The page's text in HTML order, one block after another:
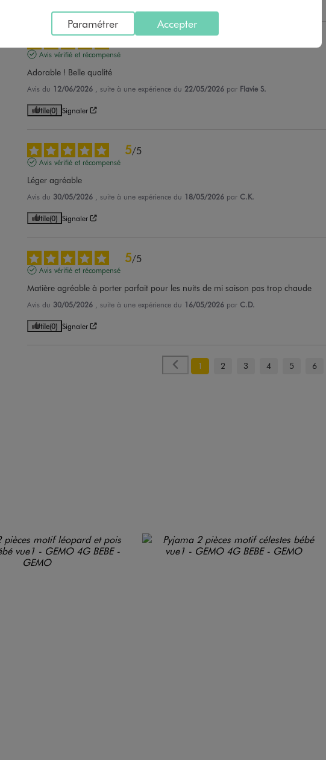
Avis vérifié et récompensé
Adorable ! Belle qualité
Avis du 12/06/2026 , suite à une expérience du 22/05/2026 par Flavie S.
Utile(0) Signaler
5/5
Avis vérifié et récompensé
Léger agréable
Avis du 30/05/2026 , suite à une expérience du 18/05/2026 par C.K.
Utile(0) Signaler
5/5
Avis vérifié et récompensé
Matière agréable à porter parfait pour les nuits de mi saison pas trop chaude
Avis du 30/05/2026 , suite à une expérience du 16/05/2026 par C.D.
Utile(0) Signaler
1 2 3 4 5 6
Accepter
Paramétrer